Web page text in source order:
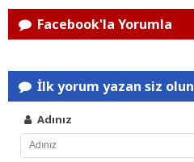
Facebook'la Yorumla
İlk yorum yazan siz olun
Adınız